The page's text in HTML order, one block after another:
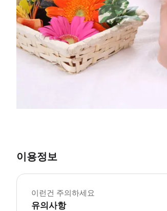
이용정보
이런건 주의하세요
유의사항